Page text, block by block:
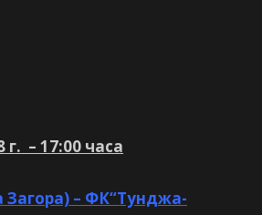
– 17:00 часа
Загора) – ФК“Тунджа-